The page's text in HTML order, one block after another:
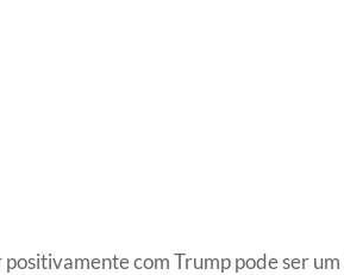
com Trump pode ser